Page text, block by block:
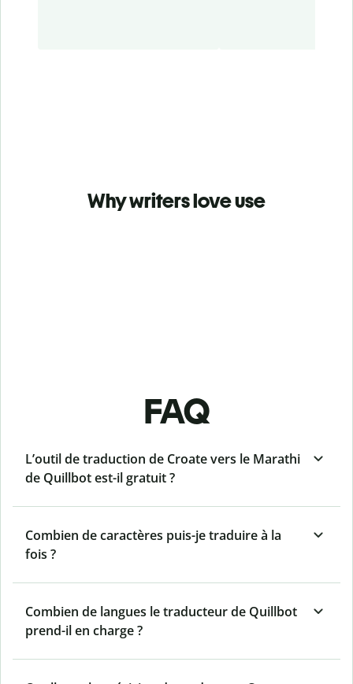
Why writers love use
FAQ
L’outil de traduction de Croate vers le Marathi
de Quillbot est-il gratuit ?
Combien de caractères puis-je traduire à la
fois ?
Combien de langues le traducteur de Quillbot
prend-il en charge ?